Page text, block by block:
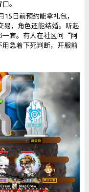
。
日前预约能拿礼包，
易，角色还能结婚。听起
一套。有人在社区问“阿
急着下死判断，开服前